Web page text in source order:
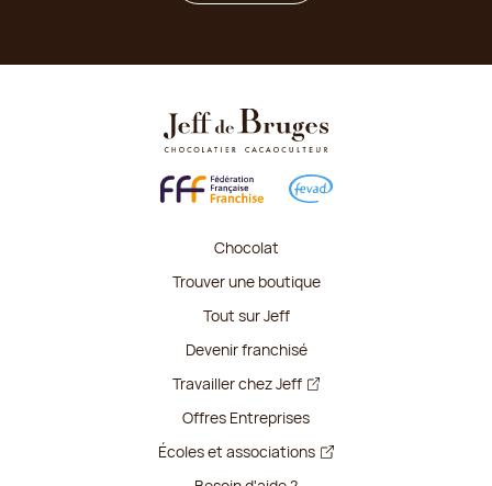
Chocolat
Trouver une boutique
Tout sur Jeff
Devenir franchisé
Travailler chez Jeff
Offres Entreprises
Écoles et associations